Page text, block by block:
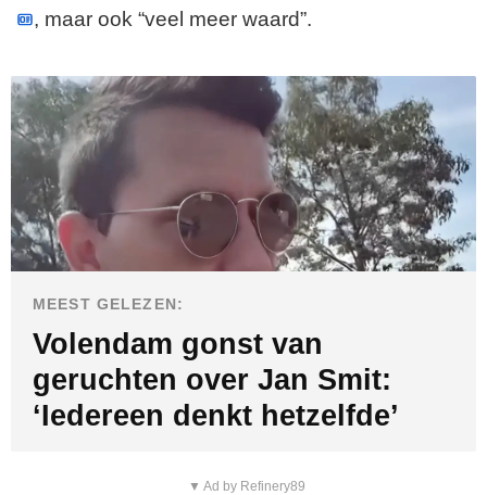
, maar ook “veel meer waard”.
MEEST GELEZEN:
Volendam gonst van
geruchten over Jan Smit:
‘Iedereen denkt hetzelfde’
▼ Ad by Refinery89